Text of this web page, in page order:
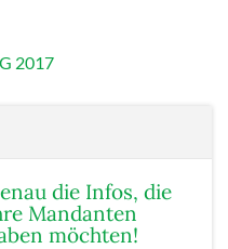
2017
die Infos, die
Mandanten
möchten!